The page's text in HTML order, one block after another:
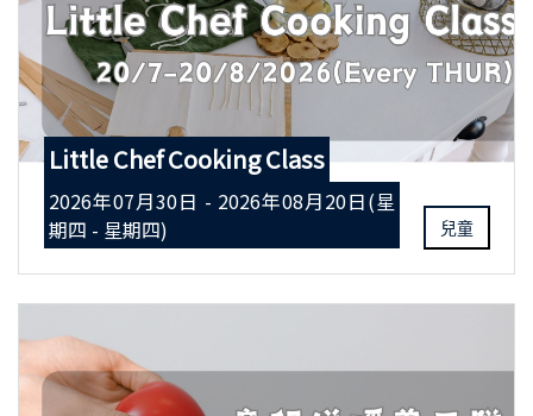
Little Chef Cooking Class
2026年07月30日 - 2026年08月20日(星
期四 - 星期四)
兒童